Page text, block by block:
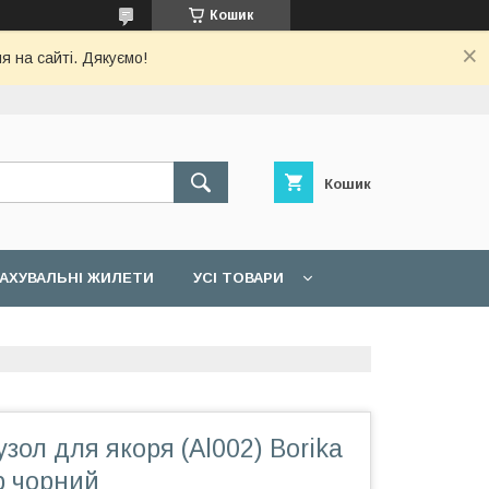
Кошик
на сайті. Дякуємо!
Кошик
ЖИЛЕТИ УСІ ТОВАРИ
для якоря (Al002) Borika
чорний